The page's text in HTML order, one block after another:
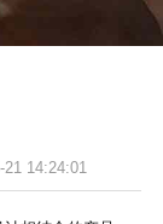
14:24:01